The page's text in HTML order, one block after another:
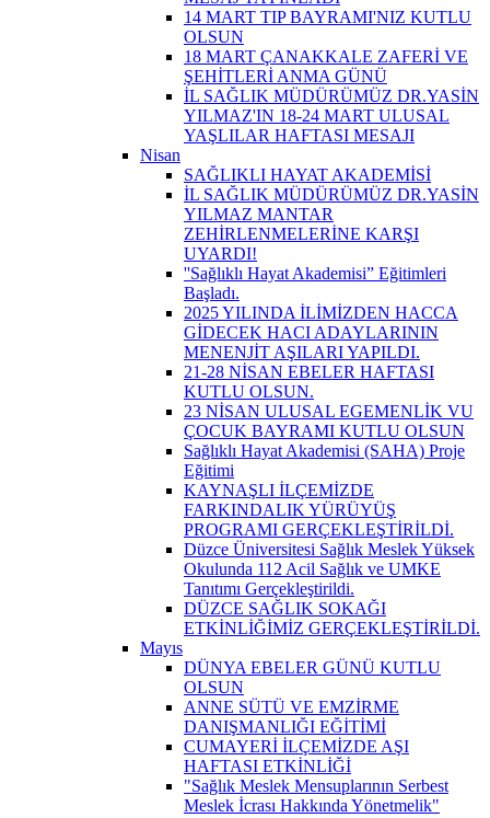
14 MART TIP BAYRAMI'NIZ KUTLU
OLSUN
18 MART ÇANAKKALE ZAFERİ VE
ŞEHİTLERİ ANMA GÜNÜ
İL SAĞLIK MÜDÜRÜMÜZ DR.YASİN
YILMAZ'IN 18-24 MART ULUSAL
YAŞLILAR HAFTASI MESAJI
Nisan
SAĞLIKLI HAYAT AKADEMİSİ
İL SAĞLIK MÜDÜRÜMÜZ DR.YASİN
YILMAZ MANTAR
ZEHİRLENMELERİNE KARŞI
UYARDI!
''Sağlıklı Hayat Akademisi” Eğitimleri
Başladı.
2025 YILINDA İLİMİZDEN HACCA
GİDECEK HACI ADAYLARININ
MENENJİT AŞILARI YAPILDI.
21-28 NİSAN EBELER HAFTASI
KUTLU OLSUN.
23 NİSAN ULUSAL EGEMENLİK VU
ÇOCUK BAYRAMI KUTLU OLSUN
Sağlıklı Hayat Akademisi (SAHA) Proje
Eğitimi
KAYNAŞLI İLÇEMİZDE
FARKINDALIK YÜRÜYÜŞ
PROGRAMI GERÇEKLEŞTİRİLDİ.
Düzce Üniversitesi Sağlık Meslek Yüksek
Okulunda 112 Acil Sağlık ve UMKE
Tanıtımı Gerçekleştirildi.
DÜZCE SAĞLIK SOKAĞI
ETKİNLİĞİMİZ GERÇEKLEŞTİRİLDİ.
Mayıs
DÜNYA EBELER GÜNÜ KUTLU
OLSUN
ANNE SÜTÜ VE EMZİRME
DANIŞMANLIĞI EĞİTİMİ
CUMAYERİ İLÇEMİZDE AŞI
HAFTASI ETKİNLİĞİ
"Sağlık Meslek Mensuplarının Serbest
Meslek İcrası Hakkında Yönetmelik"